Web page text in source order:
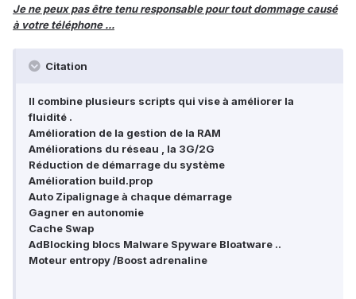
Je ne peux pas être tenu responsable pour tout dommage causé
à votre téléphone ...
Citation
Il combine plusieurs scripts qui vise à améliorer la
fluidité .
Amélioration de la gestion de la RAM
Améliorations du réseau , la 3G/2G
Réduction de démarrage du système
Amélioration build.prop
Auto Zipalignage à chaque démarrage
Gagner en autonomie
Cache Swap
AdBlocking blocs Malware Spyware Bloatware ..
Moteur entropy /Boost adrenaline